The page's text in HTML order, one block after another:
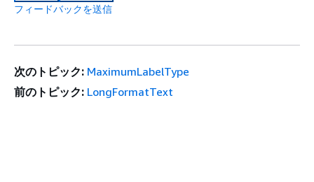
フィードバックを送信
次のトピック: MaximumLabelType
前のトピック: LongFormatText